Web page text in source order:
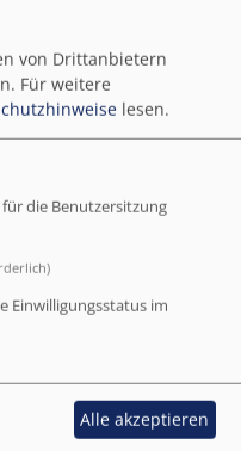
und -schauen
sind unsere
.
Gebet, um eine
von Drittanbietern
Für weitere
lesen.
die Benutzersitzung
Einwilligungsstatus im
Alle akzeptieren